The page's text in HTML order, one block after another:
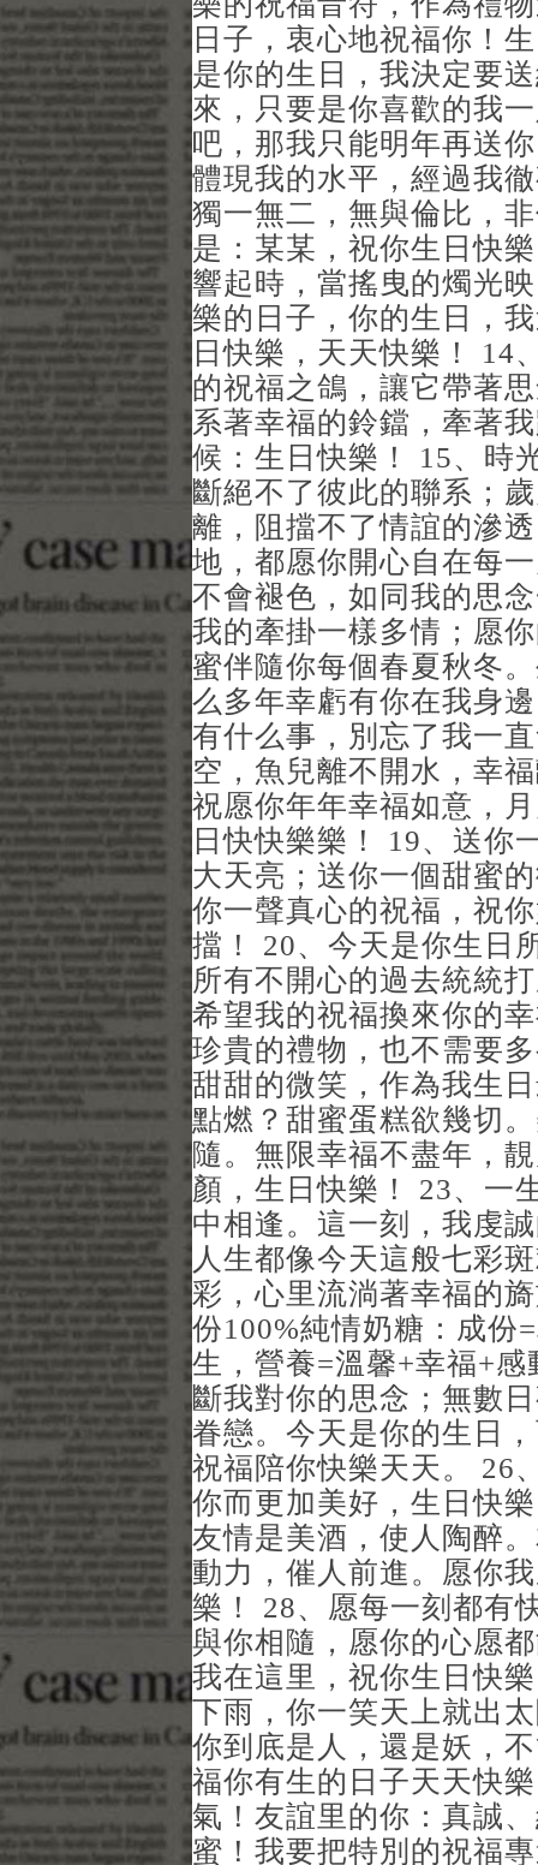
日子，衷心地祝福你！
是你的生日，我決定要
來，只要是你喜歡的我
吧，那我只能明年再送
體現我的水平，經過我
獨一無二，無與倫比，
是：某某，祝你生日快
響起時，當搖曳的燭光
樂的日子，你的生日，
日快樂，天天快樂！ 14
的祝福之鴿，讓它帶著
系著幸福的鈴鐺，牽著
候：生日快樂！ 15、時
斷絕不了彼此的聯系；
離，阻擋不了情誼的滲
地，都愿你開心自在每
不會褪色，如同我的思
我的牽掛一樣多情；愿
蜜伴隨你每個春夏秋冬
么多年幸虧有你在我身
有什么事，別忘了我一
空，魚兒離不開水，幸
祝愿你年年幸福如意，
日快快樂樂！ 19、送你
大天亮；送你一個甜蜜
你一聲真心的祝福，祝
擋！ 20、今天是你生日
所有不開心的過去統統
希望我的祝福換來你的
珍貴的禮物，也不需要
甜甜的微笑，作為我生
點燃？甜蜜蛋糕欲幾切
隨。無限幸福不盡年，
顏，生日快樂！ 23、一
中相逢。這一刻，我虔
人生都像今天這般七彩
彩，心里流淌著幸福的
份100%純情奶糖：成份
生，營養=溫馨+幸福+
斷我對你的思念；無數
眷戀。今天是你的生日
祝福陪你快樂天天。 26
你而更加美好，生日快
友情是美酒，使人陶醉
動力，催人前進。愿你
樂！ 28、愿每一刻都有
與你相隨，愿你的心愿
我在這里，祝你生日快
下雨，你一笑天上就出
你到底是人，還是妖，
福你有生的日子天天快
氣！友誼里的你：真誠
蜜！我要把特別的祝福